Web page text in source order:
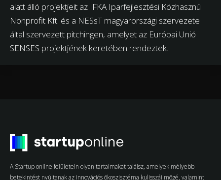
alatt álló projektjeit az IFKA Iparfejlesztési Közhasznú
Nonprofit Kft. és a NESsT magyarországi szervezete
által szervezett pitchingen, amelyet az Európai Unió
SENSES projektjének keretében rendeztek.
A Startup online felületein olyan tartalmakat találsz, amelyek mélyebb
betekintést nyújtanak az innovációs ökoszisztéma kulisszái mögé, valamint